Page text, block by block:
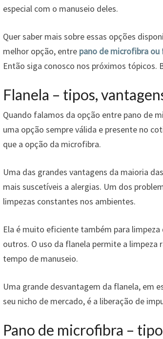
especial com o manuseio deles.
Quer saber mais sobre essas opções
melhor opção, entre pano de microfibra ou
Então siga conosco nos próximos tópicos.
Flanela – tipos,
Quando falamos da opção entre pano de
uma opção sempre válida e presente no
que a opção da microfibra.
Uma das grandes vantagens da maioria
mais suscetíveis a alergias. Um dos
limpezas constantes nos ambientes.
Ela é muito eficiente também para
outros. O uso da flanela permite a limpeza
tempo de manuseio.
Uma grande desvantagem da flanela, em
seu nicho de mercado, é a liberação de
Pano de microfibra –